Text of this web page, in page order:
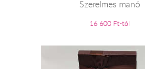
Szerelmes manó
16 600 Ft-tól